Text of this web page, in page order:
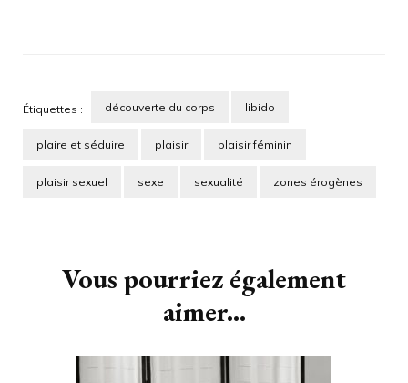
Étiquettes : découverte du corps libido
plaire et séduire plaisir plaisir féminin
plaisir sexuel sexe sexualité zones érogènes
Vous pourriez également
aimer...